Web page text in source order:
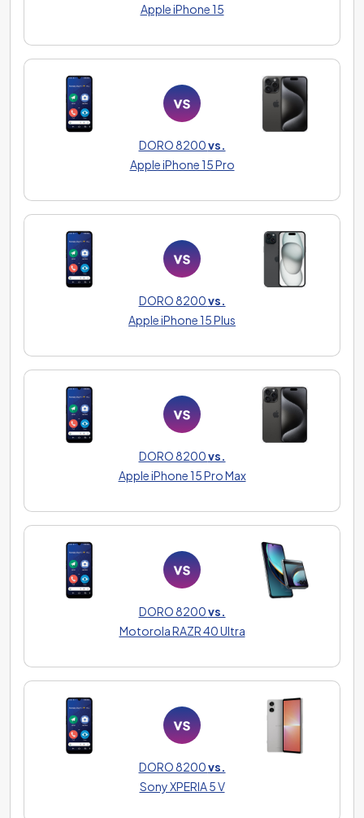
Apple iPhone 15
DORO 8200vs.
Apple iPhone 15 Pro
DORO 8200vs.
Apple iPhone 15 Plus
DORO 8200vs.
Apple iPhone 15 Pro Max
DORO 8200vs.
Motorola RAZR 40 Ultra
DORO 8200vs.
Sony XPERIA 5 V